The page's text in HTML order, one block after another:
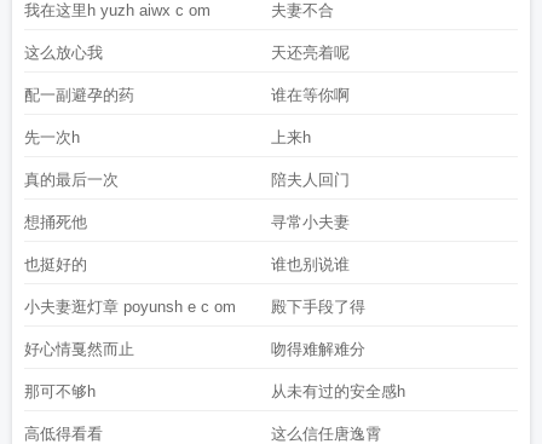
我在这里h yuzh aiwx c om 夫妻不合
这么放心我 天还亮着呢
配一副避孕的药 谁在等你啊
先一次h 上来h
真的最后一次 陪夫人回门
想捅死他 寻常小夫妻
也挺好的 谁也别说谁
小夫妻逛灯章 poyunsh e c om 殿下手段了得
好心情戛然而止 吻得难解难分
那可不够h 从未有过的安全感h
高低得看看 这么信任唐逸霄